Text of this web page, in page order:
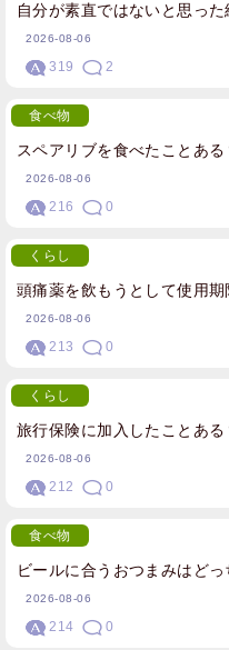
自分が素直ではないと思った
2026-08-06
319 2
スペアリブを食べたことある
食べ物
2026-08-06
216 0
頭痛薬を飲もうとして使用
くらし
2026-08-06
213 0
旅行保険に加入したことある
くらし
2026-08-06
212 0
ビールに合うおつまみはどっ
食べ物
2026-08-06
214 0